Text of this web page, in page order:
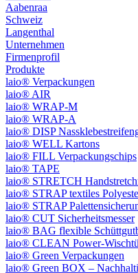
Aabenraa
Schweiz
Langenthal
Unternehmen
Firmenprofil
Produkte
laio® Verpackungen
laio® AIR
laio® WRAP-M
laio® WRAP-A
laio® DISP
laio® WELL Kartons
laio® FILL Verpackungschips
laio® TAPE
laio® STRETCH
laio® STRAP textiles
laio® STRAP
laio® CUT Sicherheitsmesser
laio® BAG flexible
laio® CLEAN Power-
laio® Green Verpackungen
laio® Green BOX –